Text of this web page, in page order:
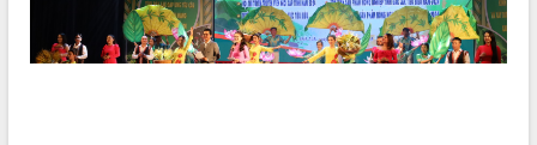
ĐIỂM TIN VĂN BẢN
QUY HOẠCH - KẾ HOẠCH